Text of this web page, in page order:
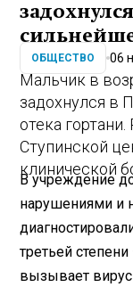
ОБЩЕСТВО 06
Мальчик в
задохнулся в
отека
Ступинской
клинической
В учреждение
нарушениями и
третьей
вызывает